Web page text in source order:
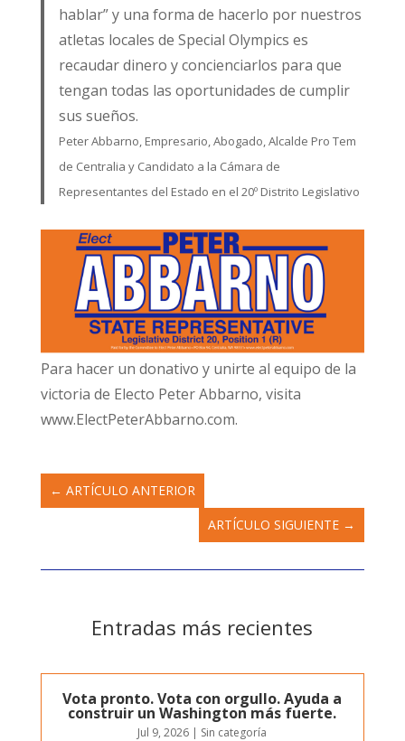
hablar” y una forma de hacerlo por nuestros
atletas locales de Special Olympics es
recaudar dinero y concienciarlos para que
tengan todas las oportunidades de cumplir
sus sueños.
Peter Abbarno, Empresario, Abogado, Alcalde Pro Tem
de Centralia y Candidato a la Cámara de
Representantes del Estado en el 20º Distrito Legislativo
Para hacer un donativo y unirte al equipo de la
victoria de Electo Peter Abbarno, visita
www.ElectPeterAbbarno.com.
← ARTÍCULO ANTERIOR
ARTÍCULO SIGUIENTE →
Entradas más recientes
Vota pronto. Vota con orgullo. Ayuda a
construir un Washington más fuerte.
Jul 9, 2026 | Sin categoría